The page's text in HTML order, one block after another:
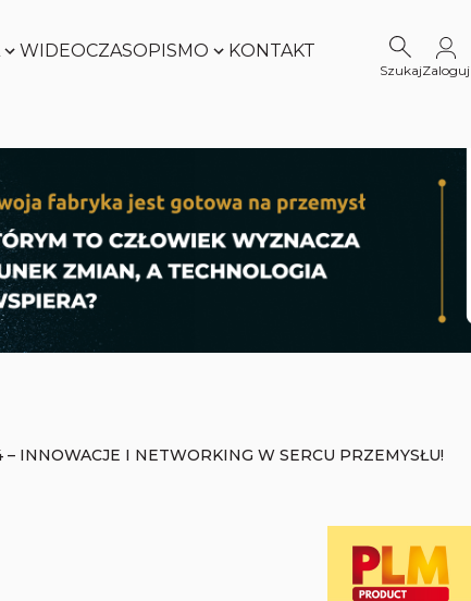
WIDEOCZASOPISMO KONTAKT
SzukajZaloguj
INNOWACJE I NETWORKING W SERCU PRZEMYSŁU!